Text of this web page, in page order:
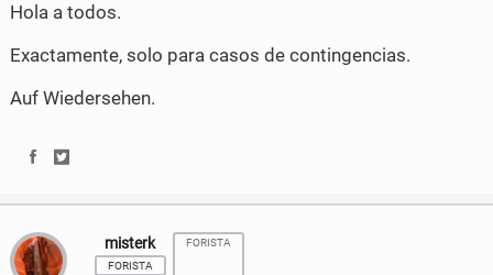
o
o
e
r
Hola a todos.
Exactamente, solo para casos de contingencias.
Auf Wiedersehen.
a a misterk
FORISTA
FORISTA